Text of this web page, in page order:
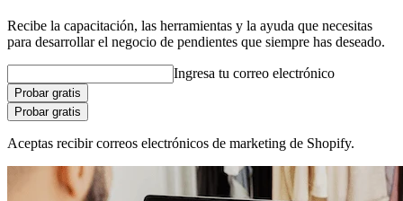
Recibe la capacitación, las herramientas y la ayuda que necesitas
para desarrollar el negocio de pendientes que siempre has deseado.
Ingresa tu correo electrónico
Probar gratis
Probar gratis
Aceptas recibir correos electrónicos de marketing de Shopify.